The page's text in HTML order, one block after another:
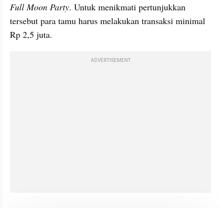
Full Moon Party. Untuk menikmati pertunjukkan
tersebut para tamu harus melakukan transaksi minimal
Rp 2,5 juta.
ADVERTISEMENT